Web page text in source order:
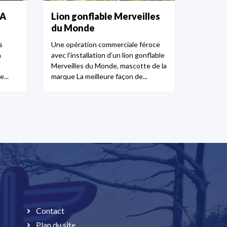
Lion gonflable Merveilles
du Monde
Une opération commerciale féroce
avec l’installation d’un lion gonflable
Merveilles du Monde, mascotte de la
marque La meilleure façon de...
Contact
Plan du site